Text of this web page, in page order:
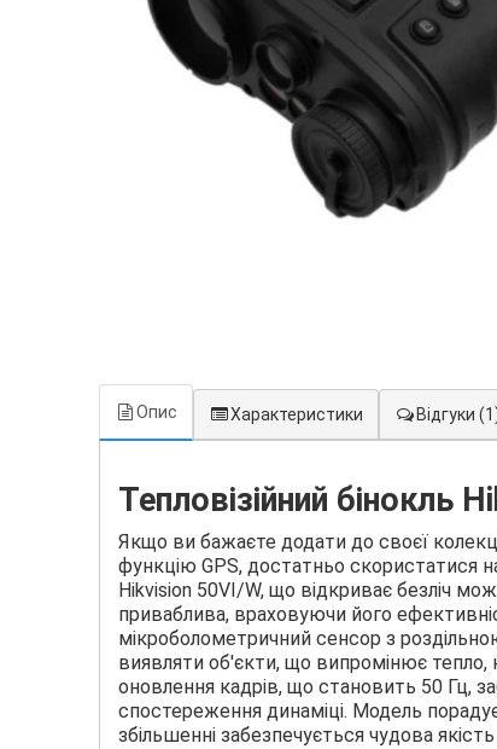
Опис Характеристики Відгуки
Тепловізійний бінокль
Якщо ви бажаєте додати до своєї
функцію GPS, достатньо скористатися
Hikvision 50VI/W, що відкриває безліч
приваблива, враховуючи його
мікроболометричний сенсор з
виявляти об'єкти, що випромінює тепло,
оновлення кадрів, що становить 50 Гц,
спостереження динаміці. Модель
збільшенні забезпечується чудова